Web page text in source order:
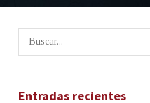
Entradas recientes